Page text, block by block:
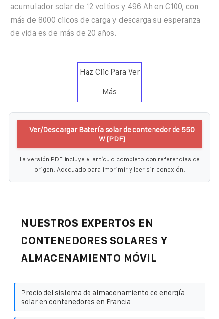
acumulador solar de 12 voltios y 496 Ah en C100, con
más de 8000 cilcos de carga y descarga su esperanza
de vida es de más de 20 años.
Haz Clic Para Ver
Más
Ver/Descargar Batería solar de contenedor de 550
W [PDF]
La versión PDF incluye el artículo completo con referencias de
origen. Adecuado para imprimir y leer sin conexión.
NUESTROS EXPERTOS EN
CONTENEDORES SOLARES Y
ALMACENAMIENTO MÓVIL
Precio del sistema de almacenamiento de energía
solar en contenedores en Francia